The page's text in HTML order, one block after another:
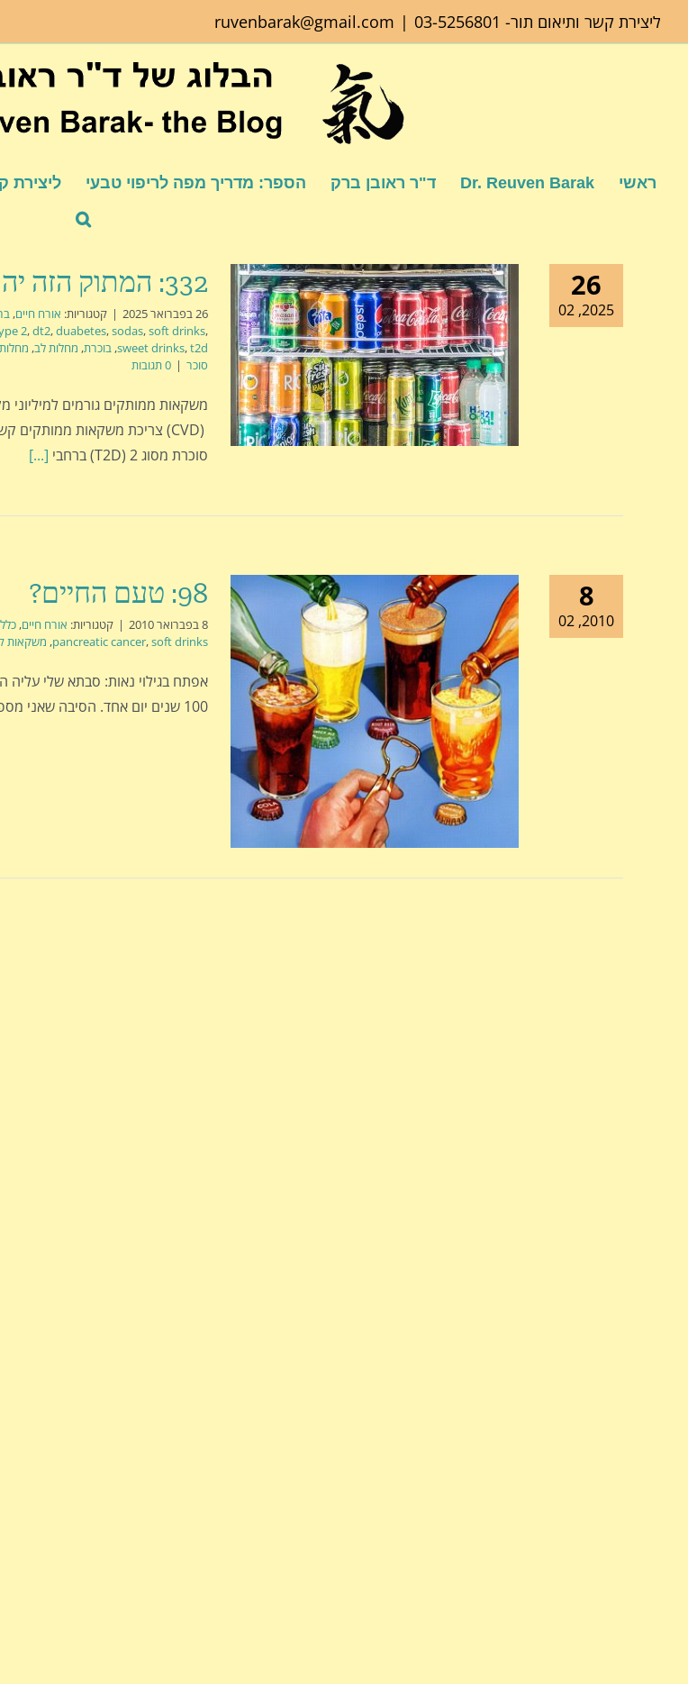
ליצירת קשר ותיאום תור- 03-5256801
|
ruvenbarak@gmail.com
ראשי Dr. Reuven Barak ד"ר ראובן ברק הספר: מדריך מפה לריפוי טבעי ליצירת
26
2025, 02
332: המתוק הזה יהרוג אותך
26 בפברואר 2025 | קטגוריות: אורח חיים,
2,dt2,duabetes,sodas,soft drinks,
sweet drinks,t2d
, בוכרת, מחלות לב,
סוכר | 0 תגובות
משקאות ממותקים גורמים למיליוני
סוכרת מסוג 2 (T2D) ברחבי
[...]
8
2010, 02
98: טעם החיים?
8 בפברואר 2010 | קטגוריות: אורח חיים,
pancreatic cancer,soft drinks
, משקאות
אפתח בגילוי נאות: סבתא שלי
100 שנים יום אחד. הסיבה שאני מספר לכם את העובדה היא שסבתא שלי